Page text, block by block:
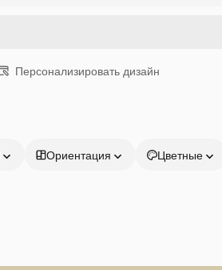
Персонализировать дизайн
Ориентация Цветные